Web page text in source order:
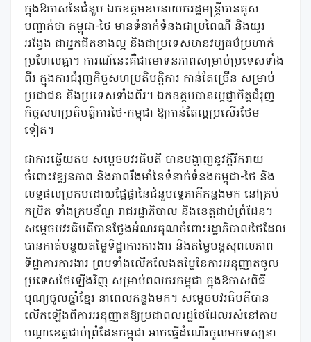
ក្នុងឱកាសនៃជំនួប ឯកឧត្តមឧបនាយករដ្ឋមន្ត្រីបានគូស
បញ្ជាក់ថា កម្ពុជា-ថៃ មានទំនាក់ទំនងជាប្រពៃណី និងយូរ
អង្វែង ជាអ្នកជិតខាងល្អ និងជាប្រទេសមានវប្បធម៌ប្រហាក់
ប្រហែលគ្នា។ ការណ៍នេះគឺជាមោទនភាពសម្រាប់ប្រទេសទាំង
ពីរ ក្នុងការជំរុញកិច្ចសហប្រតិបត្តិការ កាន់តែច្រើន សម្រាប់
ប្រជាជន និងប្រទេសទាំងពីរ។ ឯកឧត្តមបានប្ដេជ្ញាចិត្តជំរុញ
កិច្ចសហប្រតិបត្តិការថៃ-កម្ពុជា ឱ្យកាន់តែល្អប្រសើរថែម
ទៀត។
ជាការឆ្លើយតប សម្ដេចបវរធិបតី បានបង្ហាញនូវក្ដីរីករាយ
ចំពោះវឌ្ឍនភាព និងភាពរឹងមាំនៃទំនាក់ទំនងកម្ពុជា-ថៃ និង
លទ្ធផលប្រកបដោយផ្លែផ្កានៃជំនួបទ្វេភាគីកន្លងមក នៅគ្រប់
កម្រិត ទាំងក្របខ័ណ្ឌ រាជរដ្ឋាភិបាល និងខេត្តជាប់ព្រំដែន។
សម្ដេចបវរធិបតីបានថ្លែងអំណរគុណចំពោះរដ្ឋាភិបាលថៃដែល
បានកាត់បន្ថយតម្លៃទិដ្ឋាការការងារ និងតម្លៃបន្តសុពលភាព
ទិដ្ឋាការការងារ ព្រមទាំងលើកលែងតម្លៃនៃការអនុញ្ញាតចូល
ប្រទេសថៃឡើងវិញ សម្រាប់ពលករកម្ពុជា ក្នុងឱកាសពិធី
បុណ្យចូលឆ្នាំខ្មែរ នាពេលកន្លងមក។ សម្ដេចបវរធិបតីបាន
លើកឡើងពីការអនុញ្ញាតឱ្យប្រជាពលរដ្ឋថៃដែលរស់នៅតាម
បណ្ដាខេត្តជាប់ព្រំដែនកម្ពុជា អាចធ្វើដំណើរចូលមកទស្សនា